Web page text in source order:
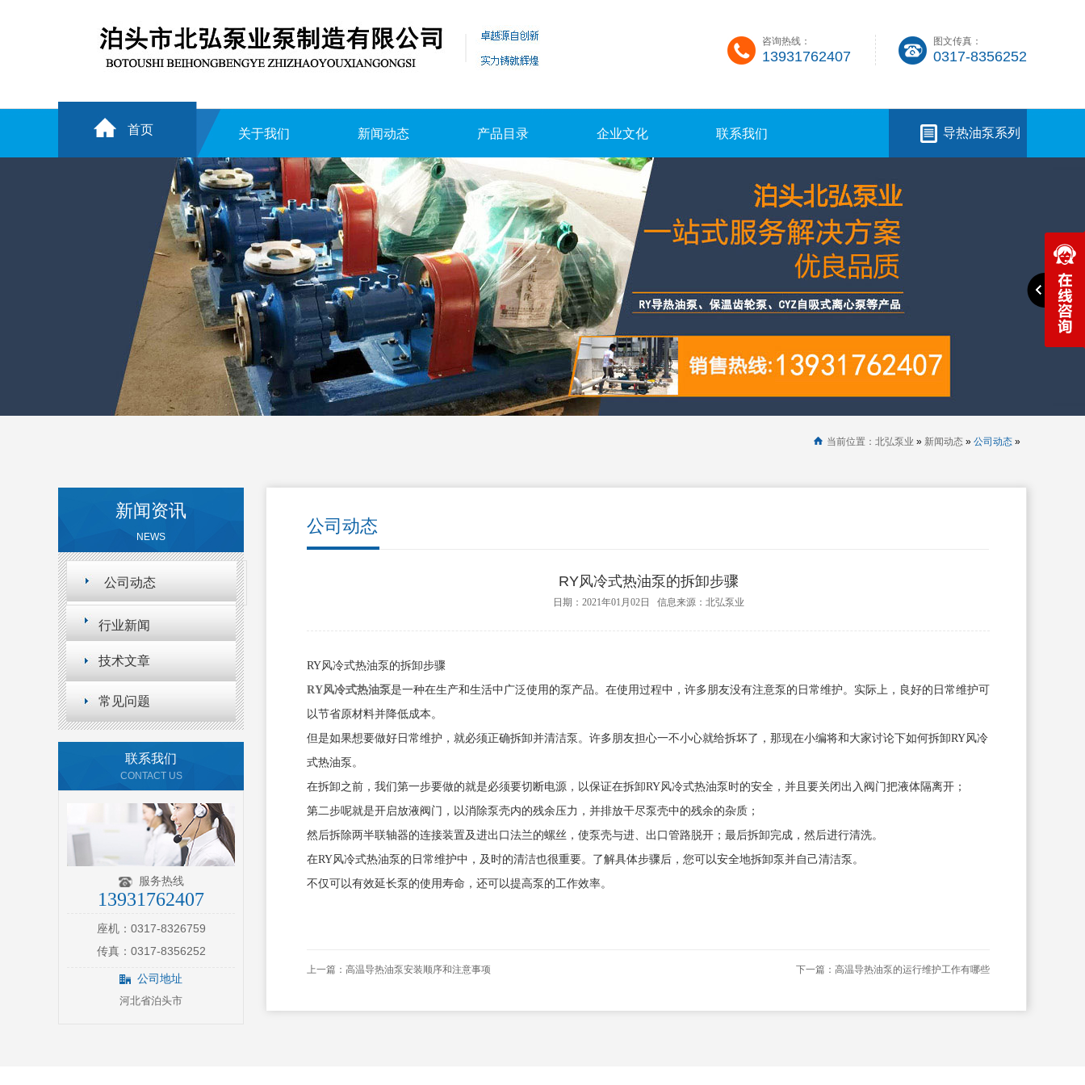
咨询热线：
13931762407
图文传真：
0317-8356252
首页 关于我们 新闻动态 产品目录 企业文化 联系我们 导热油泵系列
当前位置： 北弘泵业 » 新闻动态 » 公司动态 »
新闻资讯
NEWS
公司动态
行业新闻
技术文章
常见问题
联系我们
CONTACT US
服务热线
13931762407
座机：0317-8326759
传真：0317-8356252
公司地址
河北省泊头市
公司动态
RY风冷式热油泵的拆卸步骤
日期：2021年01月02日 信息来源：北弘泵业
RY风冷式热油泵的拆卸步骤
RY风冷式热油泵是一种在生产和生活中广泛使用的泵产品。在使用过程中，许多朋友没有注意泵的日常维护。实际上，良好的日常维护可
以节省原材料并降低成本。
但是如果想要做好日常维护，就必须正确拆卸并清洁泵。许多朋友担心一不小心就给拆坏了，那现在小编将和大家讨论下如何拆卸RY风冷
式热油泵。
在拆卸之前，我们第一步要做的就是必须要切断电源，以保证在拆卸RY风冷式热油泵时的安全，并且要关闭出入阀门把液体隔离开；
第二步呢就是开启放液阀门，以消除泵壳内的残余压力，并排放干尽泵壳中的残余的杂质；
然后拆除两半联轴器的连接装置及进出口法兰的螺丝，使泵壳与进、出口管路脱开；最后拆卸完成，然后进行清洗。
在RY风冷式热油泵的日常维护中，及时的清洁也很重要。了解具体步骤后，您可以安全地拆卸泵并自己清洁泵。
不仅可以有效延长泵的使用寿命，还可以提高泵的工作效率。
上一篇： 高温导热油泵安装顺序和注意事项 下一篇： 高温导热油泵的运行维护工作有哪些